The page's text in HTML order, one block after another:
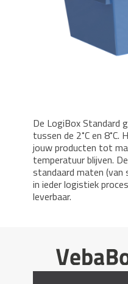
De LogiBox Standard
tussen de 2˚C en
jouw producten tot
temperatuur blijven.
standaard maten
in ieder logistiek
leverbaar.